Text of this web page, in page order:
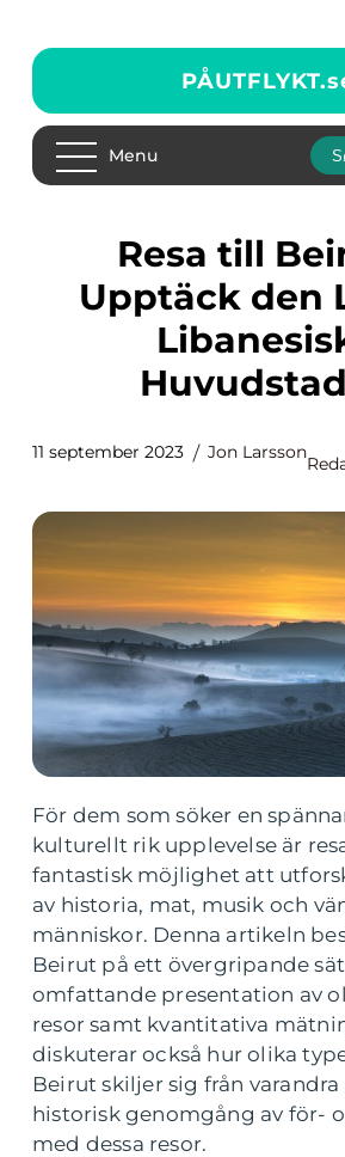
PÅUTFLYKT.
Menu
Resa till Beirut –
Upptäck den
11 september 2023 Jon Larsson
För dem som söker en
kulturellt rik upplevelse är
fantastisk möjlighet att
av historia, mat, musik och
människor. Denna artikeln
Beirut på ett övergripande
omfattande presentation av
resor samt kvantitativa
diskuterar också hur olika
Beirut skiljer sig från
historisk genomgång av för-
med dessa resor.